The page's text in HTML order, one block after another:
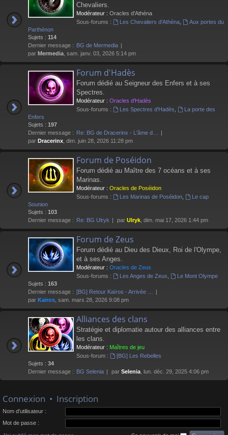
Chevaliers.
Modérateur : Oracles d'Athéna
Sous-forums :
Les Chevaliers d'Athéna,
Aux portes du
Parthénon
Sujets : 114
Dernier message : BG de Mermedia
par Mermedia , sam. janv. 03, 2026 5:14 pm
Forum d'Hadès
Forum dédié au Seigneur des Enfers et à ses
Spectres.
Modérateur : Oracles d'Hadès
Sous-forums :
Les Spectres d'Hadès
La porte des
Enfers
Sujets : 197
Dernier message : Re: BG de Dracerinx - L'âme d…
par Dracerinx , dim. juin 28, 2026 11:28 pm
Forum de Poséidon
Forum dédié au Maître des 7 océans et à ses
Marinas.
Modérateur : Oracles de Poséidon
Sous-forums :
Les Marinas de Poséidon,
Le cap
Sounion
Sujets : 103
Dernier message : Re: BG Ulryk par Ulryk , dim. mai 17, 2026 1:44 pm
Forum de Zeus
Forum dédié au Dieu des Dieux, Roi de l'Olympe,
et à ses Anges.
Modérateur : Oracles de Zeus
Sous-forums :
Les Anges de Zeus
Le Mont Olympe
Sujets : 163
Dernier message : [BG] Retour Kaïros - Arrivée …
par Kaïros , sam. mars 28, 2026 9:08 pm
Alliances des clans
Stratégie et diplomatie autour des alliances entre
les clans.
Modérateur : Maîtres de jeu
Sous-forum :
[BG] Les Rebelles
Sujets : 34
Dernier message : BG Selenia par Selenia , lun. déc. 29, 2025 4:06 pm
Connexion • Inscription
Nom d’utilisateur :
Mot de passe :